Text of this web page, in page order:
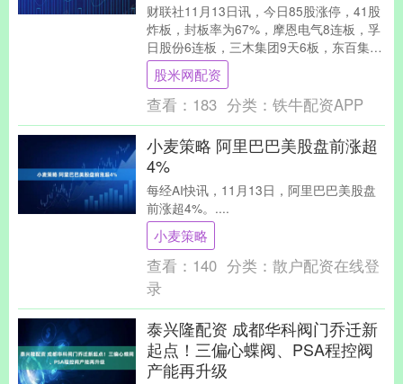
财联社11月13日讯，今日85股涨停，41股
炸板，封板率为67%，摩恩电气8连板，孚
日股份6连板，三木集团9天6板，东百集团
7天5板，人民同泰、三元股份、国晟科....
股米网配资
查看： 183 分类： 铁牛配资APP
小麦策略 阿里巴巴美股盘前涨超
4%
每经AI快讯，11月13日，阿里巴巴美股盘
前涨超4%。....
小麦策略
查看： 140 分类： 散户配资在线登
录
泰兴隆配资 成都华科阀门乔迁新
起点！三偏心蝶阀、PSA程控阀
产能再升级